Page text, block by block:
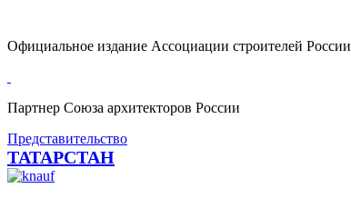
Официальное издание Ассоциации строителей России
Партнер Союза архитекторов России
Представительство
ТАТАРСТАН